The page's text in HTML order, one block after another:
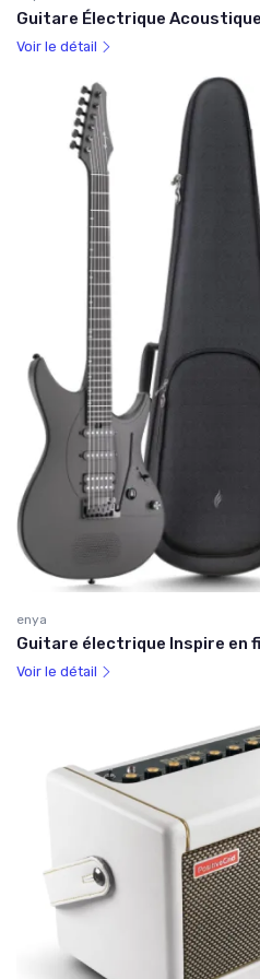
Guitare Électrique Acoustique
Voir le détail
enya
Guitare électrique Inspire en
Voir le détail